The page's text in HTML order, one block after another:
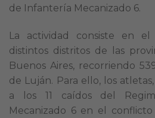
de Infantería Mecanizado 6.
La actividad consiste en
distintos distritos de las
Buenos Aires, recorriendo
de Luján. Para ello, los
a los 11 caídos del
Mecanizado 6 en el